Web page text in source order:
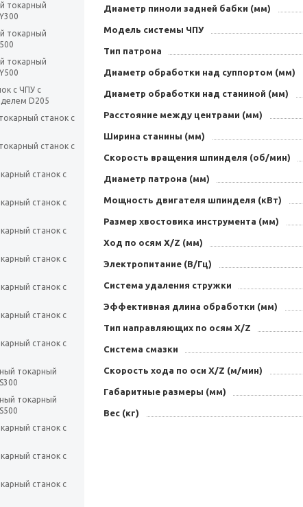
токарный
токарный
токарный
с ЧПУ с
D205
станок с
станок с
станок с
станок с
станок с
станок с
станок с
станок с
станок с
токарный
токарный
станок с
станок с
станок с
Диаметр пиноли задней бабки (мм)
Модель системы ЧПУ
Тип патрона
Диаметр обработки над суппортом (мм)
Диаметр обработки над станиной (мм)
Расстояние между центрами (мм)
Ширина станины (мм)
Скорость вращения шпинделя (об/мин)
Диаметр патрона (мм)
Мощность двигателя шпинделя (кВт)
Размер хвостовика инструмента (мм)
Ход по осям X/Z (мм)
Электропитание (В/Гц)
Система удаления стружки
Эффективная длина обработки (мм)
Тип направляющих по осям X/Z
Система смазки
Скорость хода по оси X/Z (м/мин)
Габаритные размеры (мм)
Вес (кг)